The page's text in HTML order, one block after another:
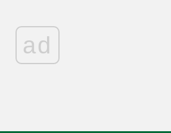
ad